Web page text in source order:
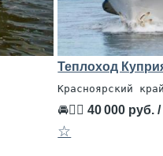
Теплоход
Красноярский
🚘👨‍✈40 000 руб.
☆